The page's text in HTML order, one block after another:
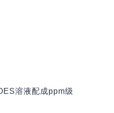
溶液配成ppm级